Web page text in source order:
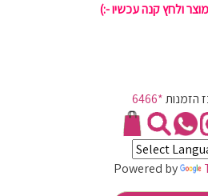
ולחץ קנה עכשיו -:)
הזמנות*6466
Powered by